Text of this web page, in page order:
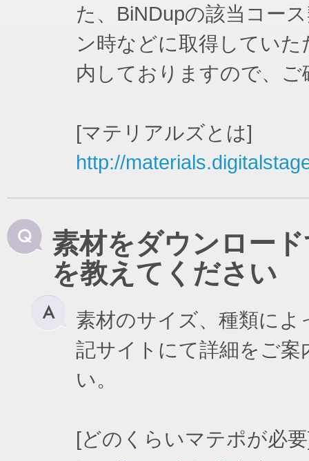
た、BiNDupの該当コー
ン時などに取得してい
内しておりますので、
[マテリアルズとは]
http://
素材をダウンロー
を教えてください
素材のサイズ、種類に
記サイトにて詳細をご
い。
[どのくらいマテポが必